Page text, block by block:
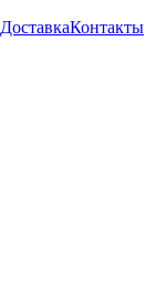
ДоставкаКонтакты